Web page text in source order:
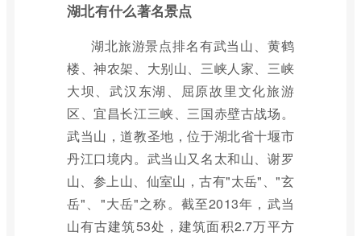
湖北有什么著名景点
湖北旅游景点排名有武当山、黄鹤
楼、神农架、大别山、三峡人家、三峡
大坝、武汉东湖、屈原故里文化旅游
区、宜昌长江三峡、三国赤壁古战场。
武当山，道教圣地，位于湖北省十堰市
丹江口境内。武当山又名太和山、谢罗
山、参上山、仙室山，古有"太岳"、"玄
岳"、"大岳"之称。截至2013年，武当
山有古建筑53处，建筑面积2.7万平方